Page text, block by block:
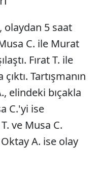
Sesi Aç
olaydan 5 saat
C. ile Murat
Fırat T. ile
Tartışmanın
elindeki bıçakla
C.'yi ise
ve Musa C.
A. ise olay